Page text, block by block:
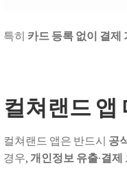
특히 카드 등록 없이 결제
컬쳐랜드 앱
컬쳐랜드 앱은 반드시 공
경우,개인정보 유출·결제